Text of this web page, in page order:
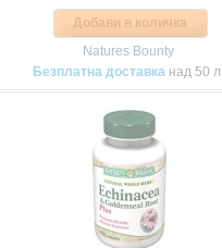
Добави в количка
Natures Bounty
Безплатна доставка над 50